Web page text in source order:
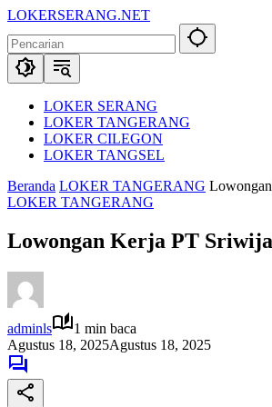
Langsung
konten
LOKERSERANG.NET
Lowongan
Kerja
Serang
SekitarnyaLOKER SERANG
LOKER TANGERANG
LOKER CILEGON
LOKER TANGSEL
Beranda LOKER TANGERANG
LOKER TANGERANG
Lowongan Kerja PT
adminls
1 min baca
Agustus 18, 2025Agustus 18, 2025